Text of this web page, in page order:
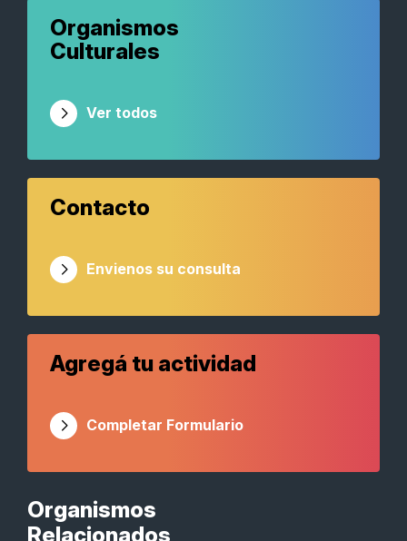
Organismos
Relacionados
Organismos
Culturales
Ver todos
Contacto
Envienos su consulta
Agregá tu actividad
Completar Formulario